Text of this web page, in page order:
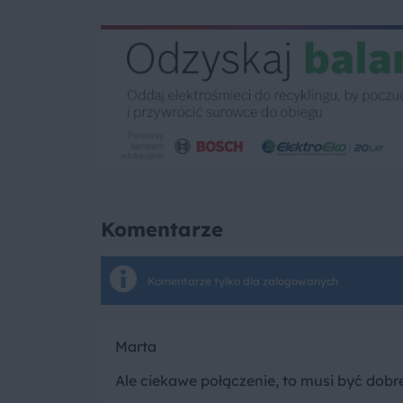
Komentarze
Komentarze tylko dla zalogowanych
Marta
Ale ciekawe połączenie, to musi być